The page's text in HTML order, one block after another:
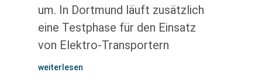
um. In Dortmund läuft zusätzlich
eine Testphase für den Einsatz
von Elektro-Transportern
weiterlesen